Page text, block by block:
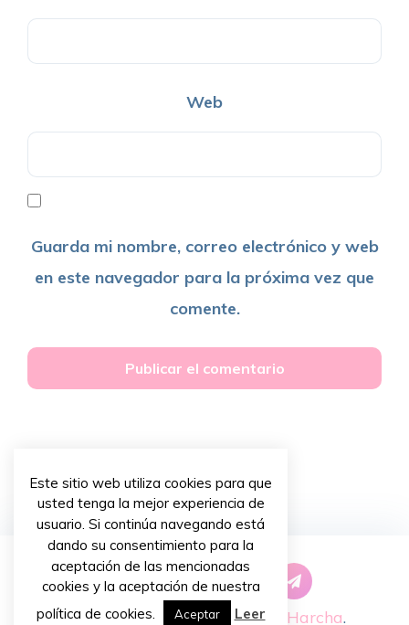
Web
Guarda mi nombre, correo electrónico y web
en este navegador para la próxima vez que
comente.
Copyright © 2026 ~ Priscilla Harcha.
Este sitio web utiliza cookies para que
usted tenga la mejor experiencia de
usuario. Si continúa navegando está
dando su consentimiento para la
aceptación de las mencionadas
cookies y la aceptación de nuestra
política de cookies.
Aceptar Leer